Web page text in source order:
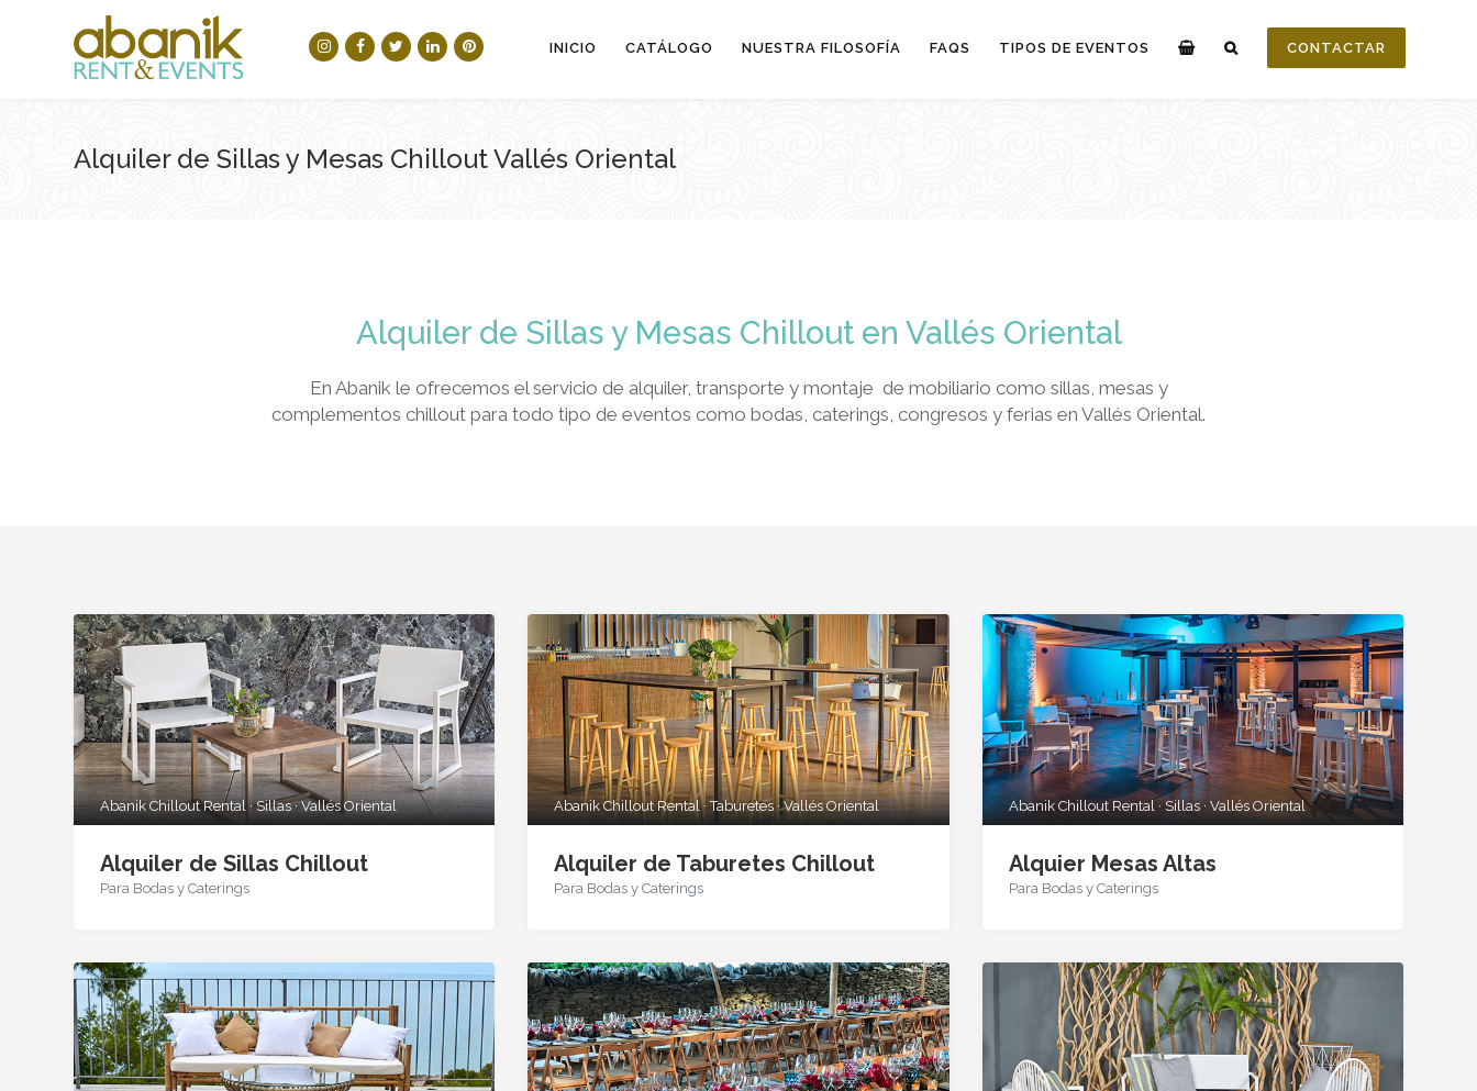
INICIO CATÁLOGO NUESTRA FILOSOFÍA FAQS TIPOS DE EVENTOS CONTACTAR
Alquiler de Sillas y Mesas Chillout Vallés Oriental
Alquiler de Sillas y Mesas Chillout en Vallés Oriental
En Abanik le ofrecemos el servicio de alquiler, transporte y montaje de mobiliario como sillas, mesas y
complementos chillout para todo tipo de eventos como bodas, caterings, congresos y ferias en Vallés Oriental.
Abanik Chillout Rental · Sillas · Vallés Oriental
Alquiler de Sillas Chillout
Para Bodas y Caterings
Abanik Chillout Rental · Taburetes · Vallés Oriental
Alquiler de Taburetes Chillout
Para Bodas y Caterings
Abanik Chillout Rental · Sillas · Vallés Oriental
Alquier Mesas Altas
Para Bodas y Caterings